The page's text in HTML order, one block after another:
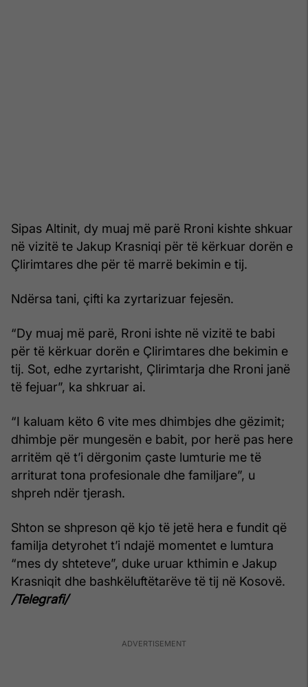
Sipas Altinit, dy muaj më parë Rroni kishte shkuar
në vizitë te Jakup Krasniqi për të kërkuar dorën e
Çlirimtares dhe për të marrë bekimin e tij.
Ndërsa tani, çifti ka zyrtarizuar fejesën.
“Dy muaj më parë, Rroni ishte në vizitë te babi
për të kërkuar dorën e Çlirimtares dhe bekimin e
tij. Sot, edhe zyrtarisht, Çlirimtarja dhe Rroni janë
të fejuar”, ka shkruar ai.
“I kaluam këto 6 vite mes dhimbjes dhe gëzimit;
dhimbje për mungesën e babit, por herë pas here
arritëm që t’i dërgonim çaste lumturie me të
arriturat tona profesionale dhe familjare”, u
shpreh ndër tjerash.
Shton se shpreson që kjo të jetë hera e fundit që
familja detyrohet t’i ndajë momentet e lumtura
“mes dy shteteve”, duke uruar kthimin e Jakup
Krasniqit dhe bashkëluftëtarëve të tij në Kosovë.
/Telegrafi/